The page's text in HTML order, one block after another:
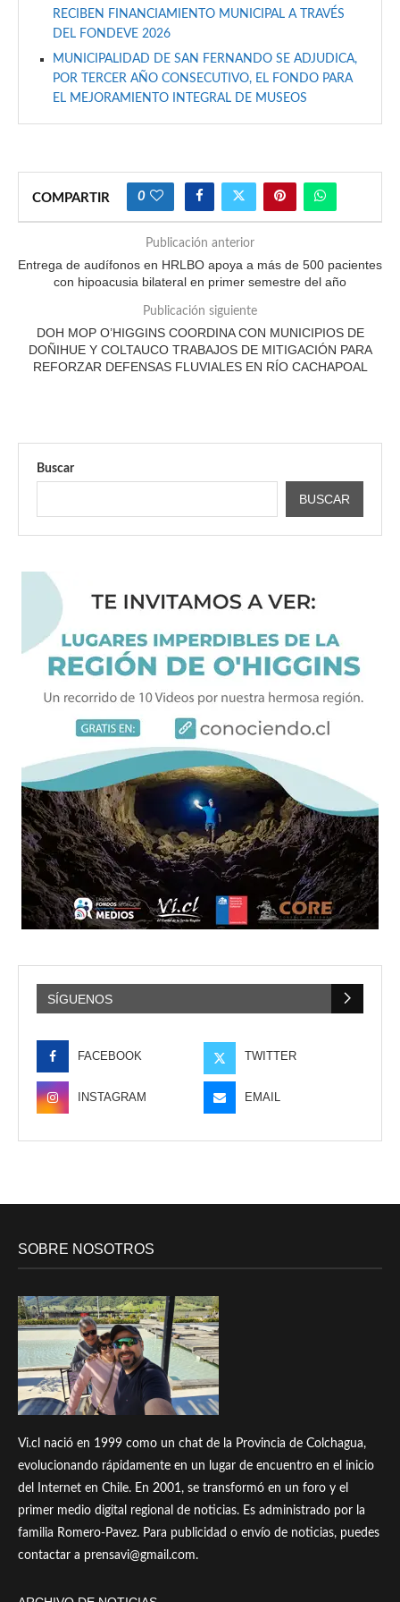
RECIBEN FINANCIAMIENTO MUNICIPAL A TRAVÉS
DEL FONDEVE 2026
MUNICIPALIDAD DE SAN FERNANDO SE ADJUDICA,
POR TERCER AÑO CONSECUTIVO, EL FONDO PARA
EL MEJORAMIENTO INTEGRAL DE MUSEOS
COMPARTIR 0
Publicación anterior
Entrega de audífonos en HRLBO apoya a más de 500 pacientes
con hipoacusia bilateral en primer semestre del año
Publicación siguiente
DOH MOP O’HIGGINS COORDINA CON MUNICIPIOS DE
DOÑIHUE Y COLTAUCO TRABAJOS DE MITIGACIÓN PARA
REFORZAR DEFENSAS FLUVIALES EN RÍO CACHAPOAL
Buscar
BUSCAR
SÍGUENOS
FACEBOOK TWITTER
INSTAGRAM EMAIL
SOBRE NOSOTROS
Vi.cl nació en 1999 como un chat de la Provincia de Colchagua,
evolucionando rápidamente en un lugar de encuentro en el inicio
del Internet en Chile. En 2001, se transformó en un foro y el
primer medio digital regional de noticias. Es administrado por la
familia Romero-Pavez. Para publicidad o envío de noticias, puedes
contactar a prensavi@gmail.com.